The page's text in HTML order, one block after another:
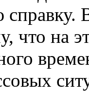
что на